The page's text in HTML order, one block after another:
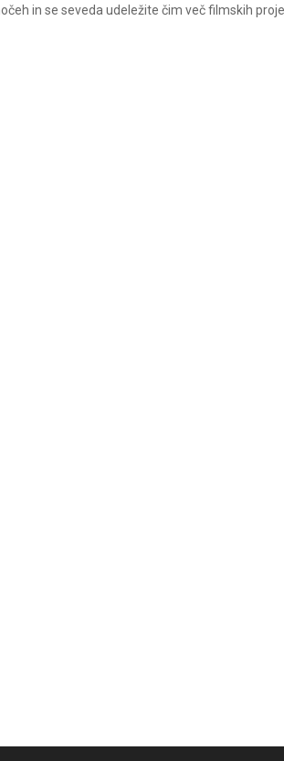
in se seveda udeležite čim več filmskih